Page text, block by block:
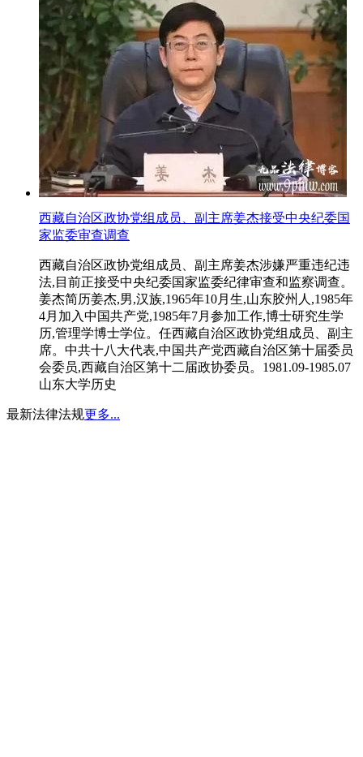
西藏自治区政协党组成员、副主席姜杰接受中央纪委国
家监委审查调查
西藏自治区政协党组成员、副主席姜杰涉嫌严重违纪违
法,目前正接受中央纪委国家监委纪律审查和监察调查。
姜杰简历姜杰,男,汉族,1965年10月生,山东胶州人,1985年
4月加入中国共产党,1985年7月参加工作,博士研究生学
历,管理学博士学位。任西藏自治区政协党组成员、副主
席。中共十八大代表,中国共产党西藏自治区第十届委员
会委员,西藏自治区第十二届政协委员。1981.09-1985.07
山东大学历史
最新法律法规更多...